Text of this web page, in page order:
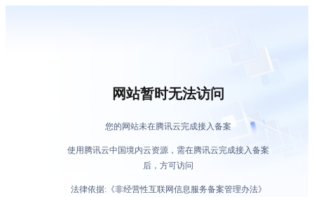
网站暂时无法访问
您的网站未在腾讯云完成接入备案
使用腾讯云中国境内云资源，需在腾讯云完成接入备案
后，方可访问
法律依据:《非经营性互联网信息服务备案管理办法》